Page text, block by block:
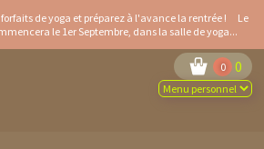
forfaits de yoga et préparez à l'avance la rentrée ! Le
le 1er Septembre, dans la salle de yoga...
0 0